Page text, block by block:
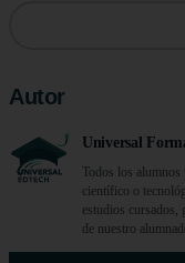
Autor
Universal
Todos los
científico o
estudios cursados,
de nuestro